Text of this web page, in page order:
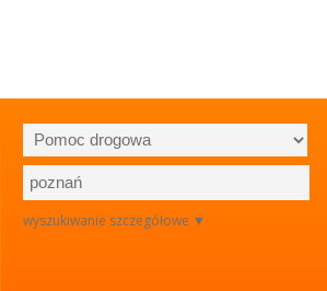
wyszukiwanie szczegółowe ▼